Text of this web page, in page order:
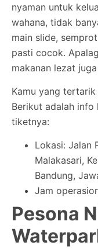
nyaman untuk
wahana, tidak
main slide,
pasti cocok.
makanan lezat
Kamu yang
Berikut adalah info
tiketnya:
Lokasi: Jalan
Malakasari,
Bandung,
Jam
Pesona